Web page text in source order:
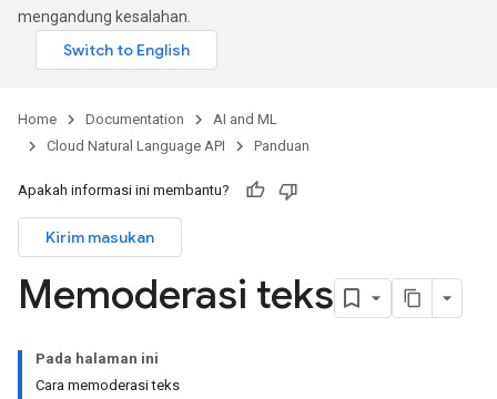
mengandung kesalahan.
Home Documentation
AI and ML
Cloud Natural Language API
Panduan
Apakah informasi ini membantu?
Kirim masukan
Memoderasi teks
Pada halaman ini
Cara memoderasi teks